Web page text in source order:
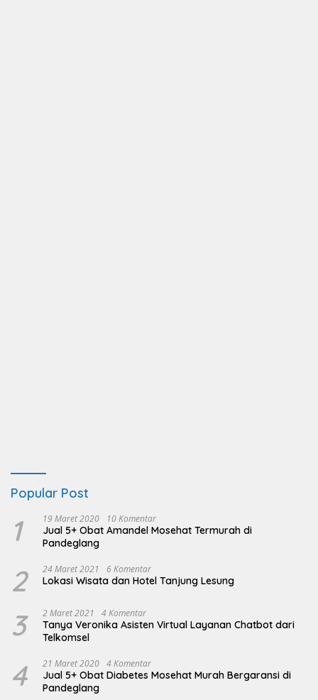
Popular Post
1 19 Maret 2020 10 Komentar
Jual 5+ Obat Amandel Mosehat Termurah di
Pandeglang
2 24 Maret 2021 6 Komentar
Lokasi Wisata dan Hotel Tanjung Lesung
3 2 Maret 2021 4 Komentar
Tanya Veronika Asisten Virtual Layanan Chatbot dari
Telkomsel
4 21 Maret 2020 4 Komentar
Jual 5+ Obat Diabetes Mosehat Murah Bergaransi di
Pandeglang